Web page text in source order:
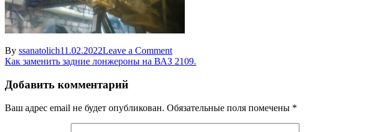
By ssanatolich11.02.2022Leave a Commenton
zamena
Навигация
по
записям
Как заменить задние лонжероны на ВАЗ 2109.
Добавить комментарий
Ваш адрес email не будет опубликован. Обязательные поля помечены *